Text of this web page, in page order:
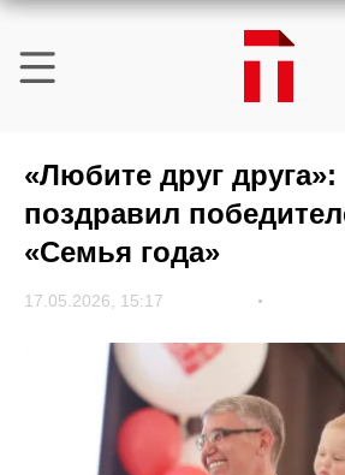
«Любите друг
поздравил
«Семья года»
17.05.2026, 15:17